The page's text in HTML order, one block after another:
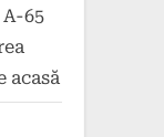
65
acasă